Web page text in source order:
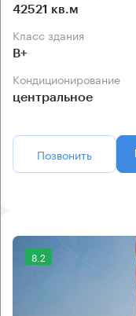
42521 кв.м
Класс здания
B+
Кондиционирование
центральное
Позвонить
8.2